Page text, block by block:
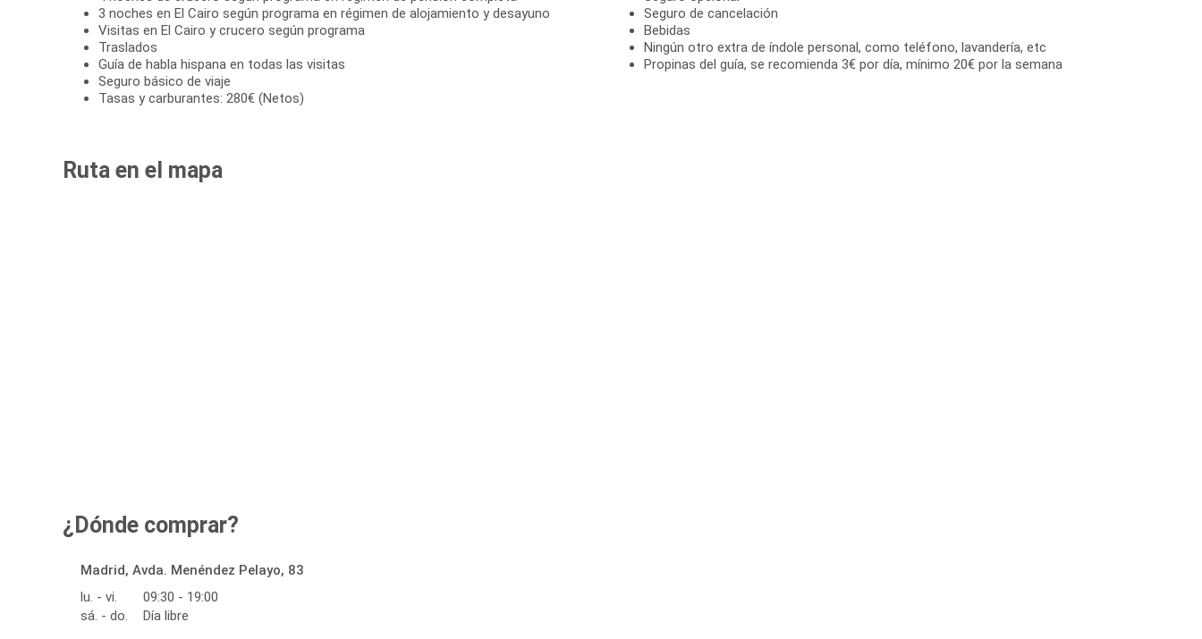
3 noches en El Cairo según programa en régimen de alojamiento y desayuno
Visitas en El Cairo y crucero según programa
Traslados
Guía de habla hispana en todas las visitas
Seguro básico de viaje
Tasas y carburantes: 280€ (Netos)
Seguro de cancelación
Bebidas
Ningún otro extra de índole personal, como teléfono, lavandería, etc
Propinas del guía, se recomienda 3€ por día, mínimo 20€ por la semana
Ruta en el mapa
¿Dónde comprar?
Madrid, Avda. Menéndez Pelayo, 83
lu. - vi.
09:30 - 19:00
sá. - do.
Día libre